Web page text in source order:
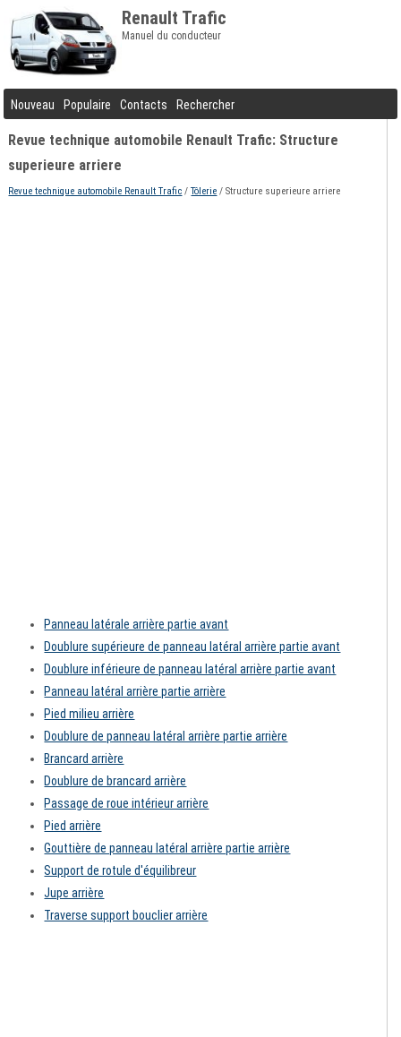
Renault Trafic
Manuel du conducteur
Nouveau Populaire Contacts Rechercher
Revue technique automobile Renault Trafic: Structure
superieure arriere
Revue technique automobile Renault Trafic /Tôlerie / Structure superieure arriere
Panneau latérale arrière partie avant
Doublure supérieure de panneau latéral arrière partie avant
Doublure inférieure de panneau latéral arrière partie avant
Panneau latéral arrière partie arrière
Pied milieu arrière
Doublure de panneau latéral arrière partie arrière
Brancard arrière
Doublure de brancard arrière
Passage de roue intérieur arrière
Pied arrière
Gouttière de panneau latéral arrière partie arrière
Support de rotule d'équilibreur
Jupe arrière
Traverse support bouclier arrière